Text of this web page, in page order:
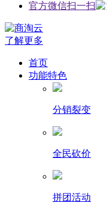
官方微信扫一扫
了解更多
首页
功能特色
分销裂变
全民砍价
拼团活动